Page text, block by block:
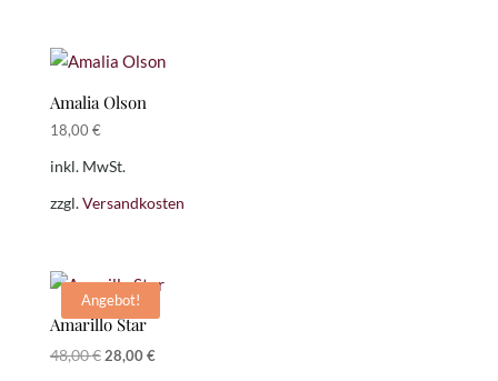
Amalia Olson
18,00 €
inkl. MwSt.
zzgl.Versandkosten
Angebot!
Amarillo Star
48,00€ Ursprünglicher
28,00€Aktueller